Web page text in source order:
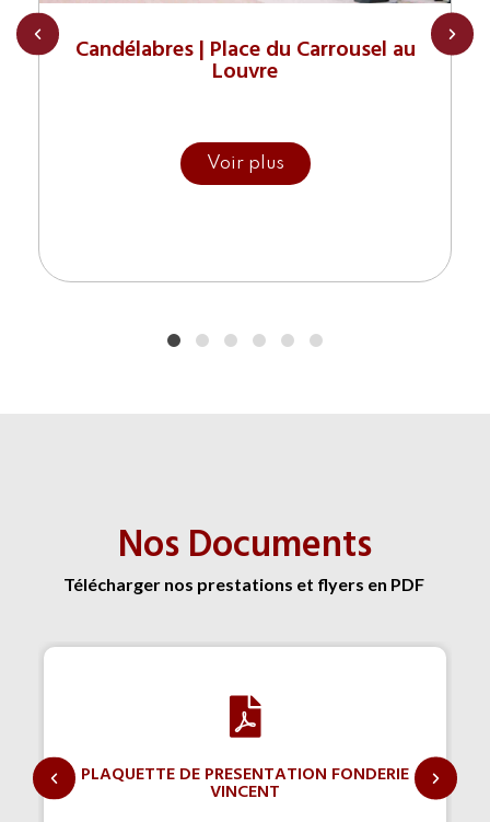
Candélabres | Place du Carrousel au
Louvre
Conception, réalisation et pose de 77
candélabres.
Ces réverbères de style classique ont été réalisés
la société Claude Lefebvre.
Voir plus
Nos Documents
Télécharger nos prestations et flyers en PDF
PLAQUETTE DE PRESENTATION FONDERIE
VINCENT